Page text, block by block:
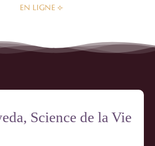
EN LIGNE ⟣
Science de la Vie